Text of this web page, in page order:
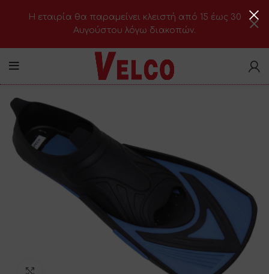
H εταιρία θα παραμείνει κλειστή από 15 έως 30
Αυγούστου λόγω διακοπών.